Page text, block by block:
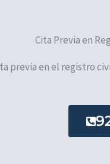
Cita Previa en
previa en el registro